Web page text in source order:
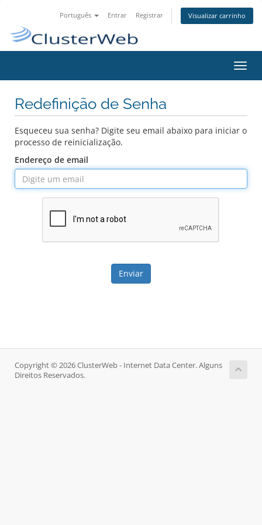
Português Entrar Registrar Visualizar carrinho
Redefinição de Senha
Esqueceu sua senha? Digite seu email abaixo para iniciar o
processo de reinicialização.
Endereço de email
Enviar
Copyright © 2026 ClusterWeb - Internet Data Center. Alguns
Direitos Reservados.